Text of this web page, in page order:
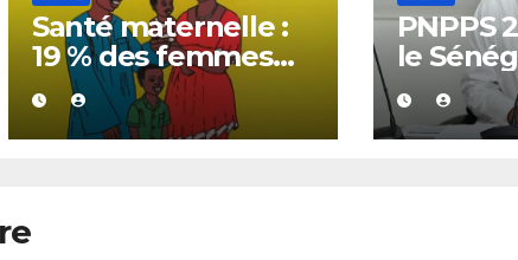
Santé maternelle :
19 % des femmes
mariées n’ont
toujours pas accès à
une planification
PNPPS
le
du